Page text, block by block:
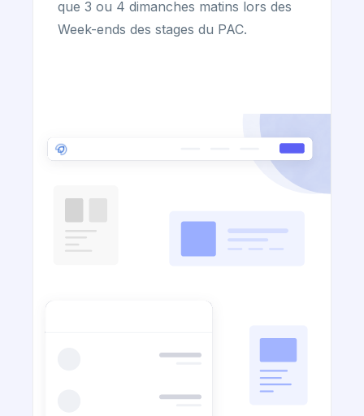
que 3 ou 4 dimanches matins lors des
Week-ends des stages du PAC.